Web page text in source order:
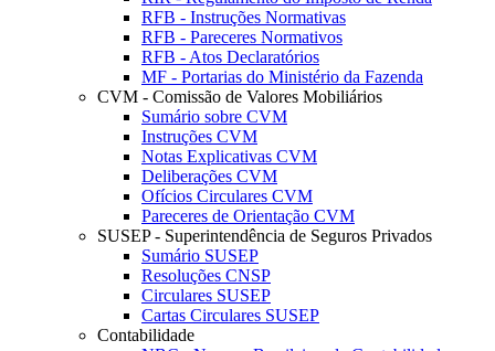
RFB - Instruções Normativas
RFB - Pareceres Normativos
RFB - Atos Declaratórios
MF - Portarias do Ministério da Fazenda
CVM - Comissão de Valores Mobiliários
Sumário sobre CVM
Instruções CVM
Notas Explicativas CVM
Deliberações CVM
Ofícios Circulares CVM
Pareceres de Orientação CVM
SUSEP - Superintendência de Seguros Privados
Sumário SUSEP
Resoluções CNSP
Circulares SUSEP
Cartas Circulares SUSEP
Contabilidade